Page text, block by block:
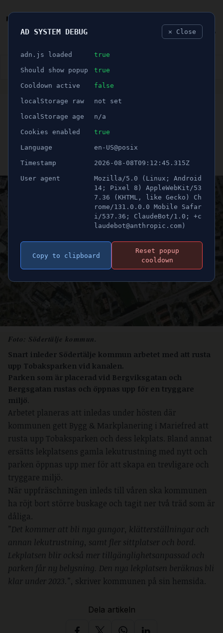
👮🏻‍♂️ BLÅLJUS ÅSIKTER SPORT
ANNONS
Här rustas parken upp för
en tryggare miljö
Publicerad 28 september 2022 06:00
Uppdaterad 21 juni 2026 12:39
Foto: Södertälje kommun.
Snart inleder Södertälje kommun arbetet med att rusta
upp Tobaksparken vid kanalen.
Parken som är placerad vid Bergviksgatan och
Bergsgatan rustas och öppnas upp för en tryggare
miljö
Arbetet planeras att inledas under hösten där
kommunen gett Bygg & Markplanering i Mariefred att
rusta upp Tobaksparken och dess lekplats. Bland annat
ersätts lekplatsens gamla lekutrustning med nytt och
parken öppnas upp mer för att skapa en trevligare och
tryggare miljö.
När uppfräschningen inleds till våren ska kommunen
ha röjt bort större buskage och tagit ner två träd som är
dåliga.
”Det kommer att bli nya gungor, klätterställningar och
annan lekutrustning, samt fler sittplatser och bord.
Lekplatsen blir också mer tillgänglighetsanpassad och
parken får ny belysning. Den nya lekplatsen beräknas bli
klar under 2023.”, skriver kommunen på sin hemsida.
Dela artikeln
AD SYSTEM DEBUG ✕ Close
adn.js loaded true
Should show popup true
Cooldown active false
localStorage raw not set
localStorage age n/a
Cookies enabled true
Language en-US@posix
Timestamp 2026-08-08T09:12:45.315Z
User agent
Mozilla/5.0 (Linux; Android
14; Pixel 8) AppleWebKit/53
7.36 (KHTML, like Gecko) Ch
rome/131.0.0.0 Mobile Safar
i/537.36; ClaudeBot/1.0; +c
laudebot@anthropic.com)
Copy to clipboard
Reset popup
cooldown